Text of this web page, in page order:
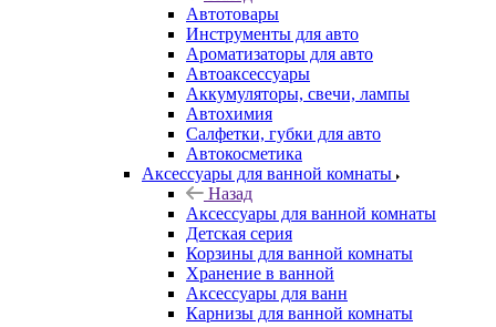
Автотовары
Инструменты для авто
Ароматизаторы для авто
Автоаксессуары
Аккумуляторы, свечи, лампы
Автохимия
Салфетки, губки для авто
Автокосметика
Аксессуары для ванной комнаты
Назад
Аксессуары для ванной комнаты
Детская серия
Корзины для ванной комнаты
Хранение в ванной
Аксессуары для ванн
Карнизы для ванной комнаты